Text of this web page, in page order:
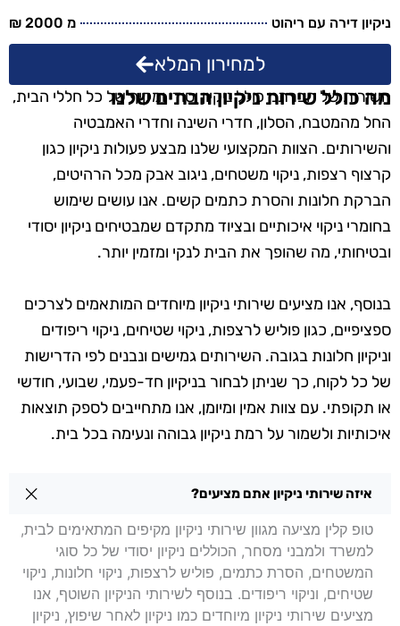
ניקיון דירה עם ריהוט
מ 2000 ₪
למחירון המלא
מה כולל שירות ניקיון הבתים שלנו
השירות של חברתנו כולל ניקיון יסודי ומקיף של כל חללי הבית,
החל מהמטבח, הסלון, חדרי השינה וחדרי האמבטיה
והשירותים. הצוות המקצועי שלנו מבצע פעולות ניקיון כגון
קרצוף רצפות, ניקוי משטחים, ניגוב אבק מכל הרהיטים,
הברקת חלונות והסרת כתמים קשים. אנו עושים שימוש
בחומרי ניקוי איכותיים ובציוד מתקדם שמבטיחים ניקיון יסודי
ובטיחותי, מה שהופך את הבית לנקי ומזמין יותר.
בנוסף, אנו מציעים שירותי ניקיון מיוחדים המותאמים לצרכים
ספציפיים, כגון פוליש לרצפות, ניקוי שטיחים, ניקוי ריפודים
וניקיון חלונות בגובה. השירותים גמישים ונבנים לפי הדרישות
של כל לקוח, כך שניתן לבחור בניקיון חד-פעמי, שבועי, חודשי
או תקופתי. עם צוות אמין ומיומן, אנו מתחייבים לספק תוצאות
איכותיות ולשמור על רמת ניקיון גבוהה ונעימה בכל בית.
שאלות בנושא ניקיון בתים בירושלים
איזה שירותי ניקיון אתם מציעים?
טופ קלין מציעה מגוון שירותי ניקיון מקיפים המתאימים לבית,
למשרד ולמבני מסחר, הכוללים ניקיון יסודי של כל סוגי
המשטחים, הסרת כתמים, פוליש לרצפות, ניקוי חלונות, ניקוי
שטיחים, וניקוי ריפודים. בנוסף לשירותי הניקיון השוטף, אנו
מציעים שירותי ניקיון מיוחדים כמו ניקיון לאחר שיפוץ, ניקיון